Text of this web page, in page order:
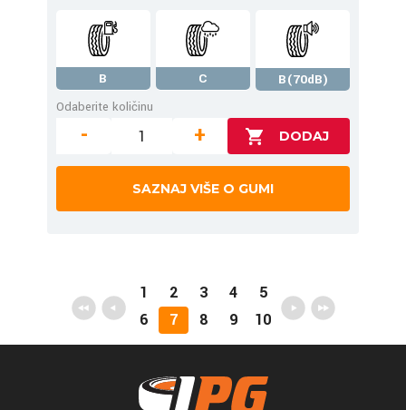
B C
B(70dB)
Odaberite količinu
- +
SAZNAJ VIŠE O GUMI
1 2 3 4
5
6
7 8 9 10